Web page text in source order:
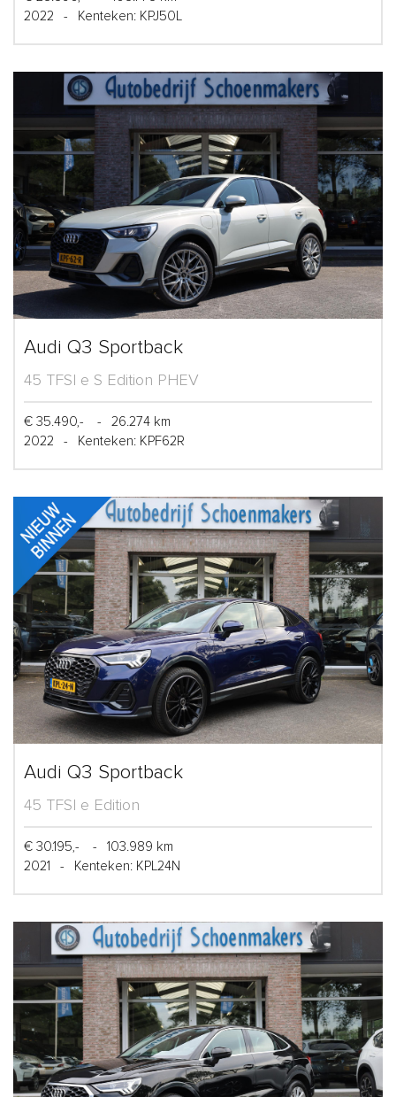
2022
- Kenteken: KPJ50L
Audi Q3 Sportback
45 TFSI e S Edition PHEV
€ 35.490,- -
26.274 km
2022
- Kenteken: KPF62R
Audi Q3 Sportback
45 TFSI e Edition
€ 30.195,- -
103.989 km
2021
- Kenteken: KPL24N